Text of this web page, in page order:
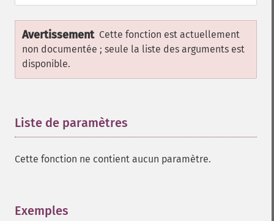
Avertissement Cette fonction est actuellement
non documentée ; seule la liste des arguments est
disponible.
Liste de paramètres
Cette fonction ne contient aucun paramètre.
Exemples